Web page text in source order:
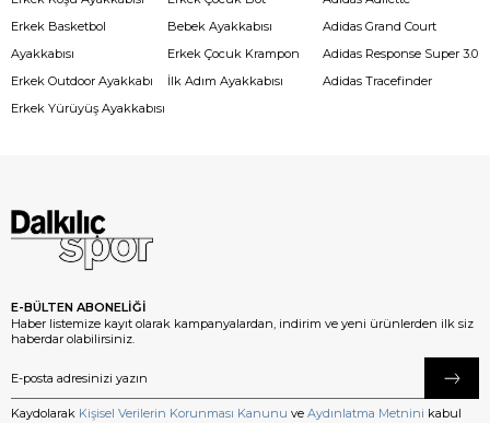
Erkek Basketbol
Ayakkabısı
Erkek Outdoor Ayakkabı
Erkek Yürüyüş Ayakkabısı
Bebek Ayakkabısı
Erkek Çocuk Krampon
İlk Adım Ayakkabısı
Adidas Grand Court
Adidas Response Super 3.0
Adidas Tracefinder
E-BÜLTEN ABONELİĞİ
Haber listemize kayıt olarak kampanyalardan, indirim ve yeni ürünlerden ilk siz
haberdar olabilirsiniz.
Kaydolarak Kişisel Verilerin Korunması Kanunu ve Aydınlatma Metnini kabul